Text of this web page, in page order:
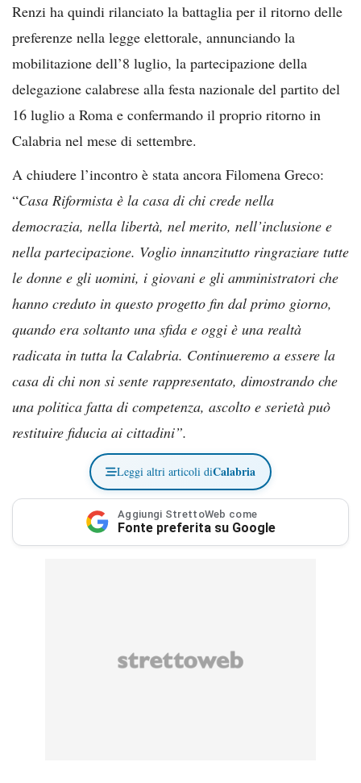
Renzi ha quindi rilanciato la battaglia per il ritorno delle
preferenze nella legge elettorale, annunciando la
mobilitazione dell’8 luglio, la partecipazione della
delegazione calabrese alla festa nazionale del partito del
16 luglio a Roma e confermando il proprio ritorno in
Calabria nel mese di settembre.
A chiudere l’incontro è stata ancora Filomena Greco:
“Casa Riformista è la casa di chi crede nella
democrazia, nella libertà, nel merito, nell’inclusione e
nella partecipazione. Voglio innanzitutto ringraziare tutte
le donne e gli uomini, i giovani e gli amministratori che
hanno creduto in questo progetto fin dal primo giorno,
quando era soltanto una sfida e oggi è una realtà
radicata in tutta la Calabria. Continueremo a essere la
casa di chi non si sente rappresentato, dimostrando che
una politica fatta di competenza, ascolto e serietà può
restituire fiducia ai cittadini”.
Leggi altri articoli diCalabria
Aggiungi StrettoWeb come
Fonte preferita su Google